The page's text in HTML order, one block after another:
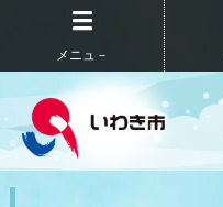
メニュ－